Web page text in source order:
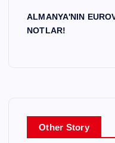
ALMANYA'NIN
NOTLAR!
Other Story